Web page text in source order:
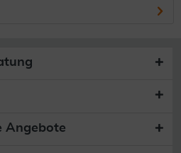
Angebote